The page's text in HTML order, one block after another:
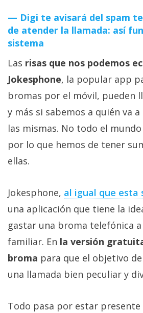
Ciberseguridad
Sistemas
operativos
Profesional
+
temas
Foros
Contacto
Sobre
nosotros
Publicidad
Digi te avisará del spam
de atender la llamada: así
sistema
Las risas que nos podemos
Jokesphone, la popular app
bromas por el móvil, pueden
y más si sabemos a quién va
las mismas. No todo el
por lo que hemos de tener
ellas.
Jokesphone, al igual que esta
una aplicación que tiene la
gastar una broma telefónica
familiar. En la versión
broma para que el objetivo
una llamada bien peculiar y
Todo pasa por estar